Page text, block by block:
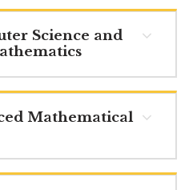
Science and
Mathematical